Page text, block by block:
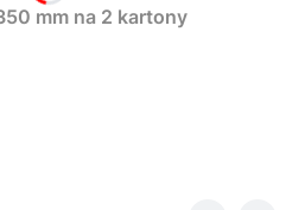
mm na 2 kartony